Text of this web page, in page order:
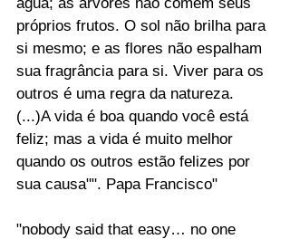
próprios frutos. O sol não brilha para
si mesmo; e as flores não espalham
sua fragrância para si. Viver para os
outros é uma regra da natureza.
(...)A vida é boa quando você está
feliz; mas a vida é muito melhor
quando os outros estão felizes por
sua causa"". Papa Francisco"
"nobody said that easy… no one